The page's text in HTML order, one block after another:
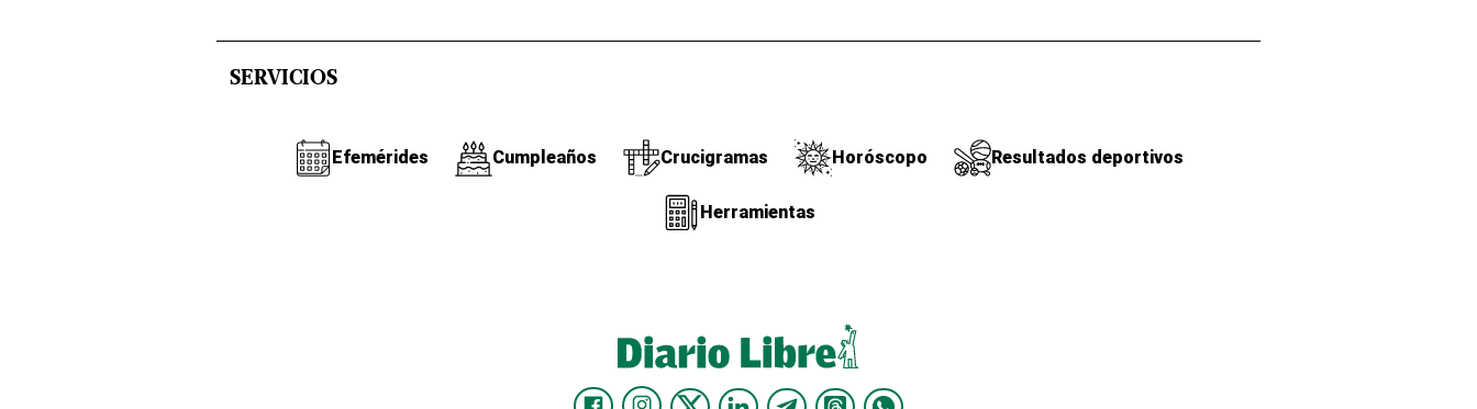
SERVICIOS
Efemérides Cumpleaños Crucigramas Horóscopo Resultados deportivos
Herramientas